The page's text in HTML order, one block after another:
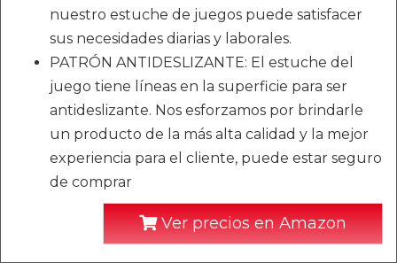
nuestro estuche de juegos puede satisfacer
sus necesidades diarias y laborales.
PATRÓN ANTIDESLIZANTE: El estuche del
juego tiene líneas en la superficie para ser
antideslizante. Nos esforzamos por brindarle
un producto de la más alta calidad y la mejor
experiencia para el cliente, puede estar seguro
de comprar
Ver precios en Amazon